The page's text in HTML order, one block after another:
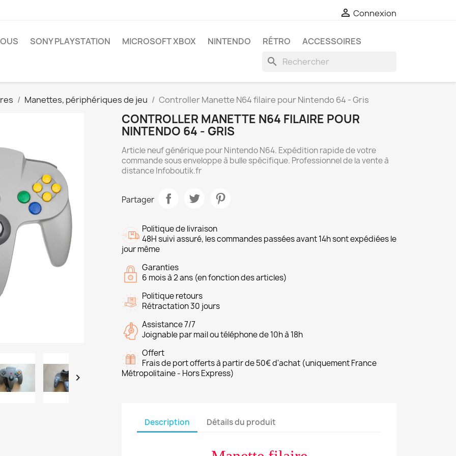
 Connexion
SONY PLAYSTATION MICROSOFT XBOX NINTENDO RÉTRO ACCESSOIRES
search
Manettes, périphériques de jeu Controller Manette N64 filaire pour Nintendo 64 - Gris

CONTROLLER MANETTE N64 FILAIRE POUR
NINTENDO 64 - GRIS
Article neuf générique pour Nintendo N64. Expédition rapide de votre
commande sous enveloppe à bulle spécifique. Professionnel de la vente à
distance Infoboutik.fr
Partager
Politique de livraison
48H suivi assuré, les commandes passées avant 14h sont expédiées le
jour même
Garanties
6 mois à 2 ans (en fonction des articles)
Politique retours
Rétractation 30 jours
Assistance 7/7
Joignable par mail ou téléphone de 10h à 18h
Offert
Frais de port offerts à partir de 50€ d'achat (uniquement France
Métropolitaine - Hors Express)
Description Détails du produit